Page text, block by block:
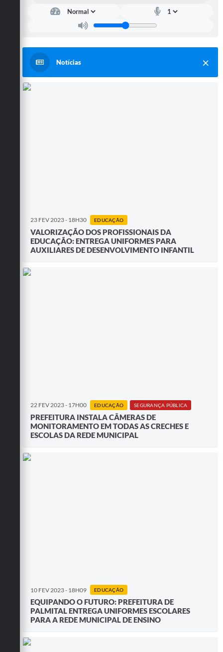
Notícias
23 FEV 2023 - 18H30 EDUCAÇÃO
VALORIZAÇÃO DOS PROFISSIONAIS DA
EDUCAÇÃO: ENTREGA UNIFORMES PARA
AUXILIARES DE DESENVOLVIMENTO INFANTIL
22 FEV 2023 - 17H00 EDUCAÇÃO SEGURANÇA PÚBLICA
PREFEITURA INSTALA CÂMERAS DE
MONITORAMENTO EM TODAS AS CRECHES E
ESCOLAS DA REDE MUNICIPAL
10 FEV 2023 - 18H09 EDUCAÇÃO
EQUIPANDO O FUTURO: PREFEITURA DE
PALMITAL ENTREGA UNIFORMES ESCOLARES
PARA A REDE MUNICIPAL DE ENSINO